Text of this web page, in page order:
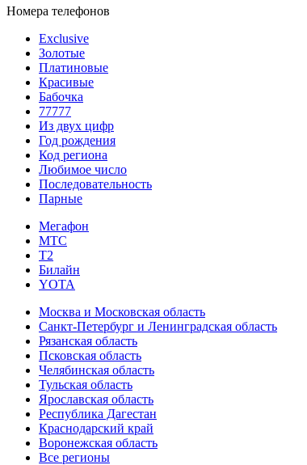
Номера телефонов
Exclusive
Золотые
Платиновые
Красивые
Бабочка
77777
Из двух цифр
Год рождения
Код региона
Любимое число
Последовательность
Парные
Мегафон
МТС
Т2
Билайн
YOTA
Москва и Московская область
Санкт-Петербург и Ленинградская область
Рязанская область
Псковская область
Челябинская область
Тульская область
Ярославская область
Республика Дагестан
Краснодарский край
Воронежская область
Все регионы